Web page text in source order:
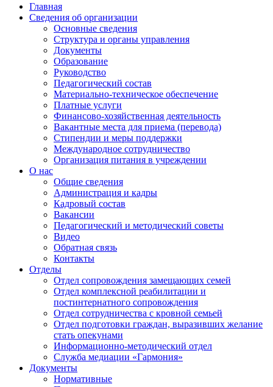
Главная
Сведения об организации
Основные сведения
Структура и органы управления
Документы
Образование
Руководство
Педагогический состав
Материально-техническое обеспечение
Платные услуги
Финансово-хозяйственная деятельность
Вакантные места для приема (перевода)
Стипендии и меры поддержки
Международное сотрудничество
Организация питания в учреждении
О нас
Общие сведения
Администрация и кадры
Кадровый состав
Вакансии
Педагогический и методический советы
Видео
Обратная связь
Контакты
Отделы
Отдел сопровождения замещающих семей
Отдел комплексной реабилитации и
постинтернатного сопровождения
Отдел сотрудничества с кровной семьей
Отдел подготовки граждан, выразивших желание
стать опекунами
Информационно-методический отдел
Служба медиации «Гармония»
Документы
Нормативные